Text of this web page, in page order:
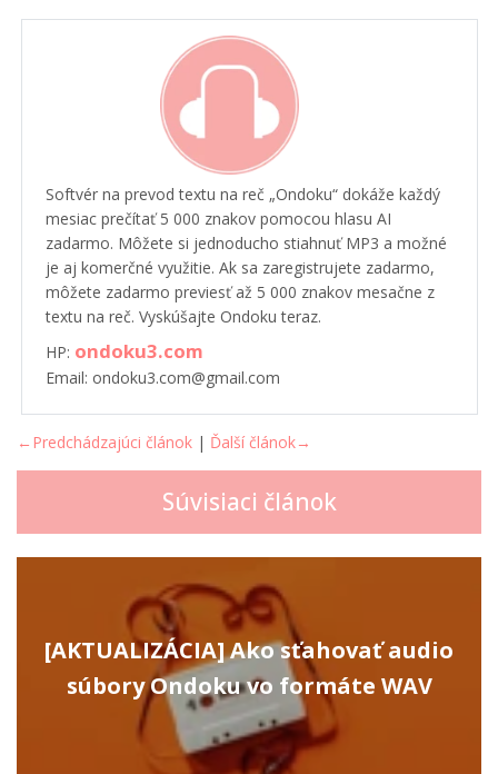
Softvér na prevod textu na reč „Ondoku“ dokáže každý
mesiac prečítať 5 000 znakov pomocou hlasu AI
zadarmo. Môžete si jednoducho stiahnuť MP3 a možné
je aj komerčné využitie. Ak sa zaregistrujete zadarmo,
môžete zadarmo previesť až 5 000 znakov mesačne z
textu na reč. Vyskúšajte Ondoku teraz.
HP: ondoku3.com
Email: ondoku3.com@gmail.com
←Predchádzajúci článok | Ďalší článok→
Súvisiaci článok
[AKTUALIZÁCIA] Ako sťahovať audio
súbory Ondoku vo formáte WAV